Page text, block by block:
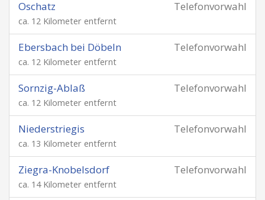
Telefonvorwahl
Oschatz
ca. 12 Kilometer entfernt
Telefonvorwahl
Ebersbach bei Döbeln
ca. 12 Kilometer entfernt
Telefonvorwahl
Sornzig-Ablaß
ca. 12 Kilometer entfernt
Telefonvorwahl
Niederstriegis
ca. 13 Kilometer entfernt
Telefonvorwahl
Ziegra-Knobelsdorf
ca. 14 Kilometer entfernt